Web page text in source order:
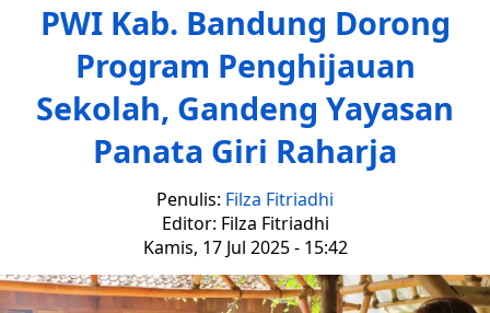
PWI Kab. Bandung Dorong
Program Penghijauan
Sekolah, Gandeng Yayasan
Panata Giri Raharja
Penulis: Filza Fitriadhi
Editor: Filza Fitriadhi
Kamis, 17 Jul 2025 - 15:42